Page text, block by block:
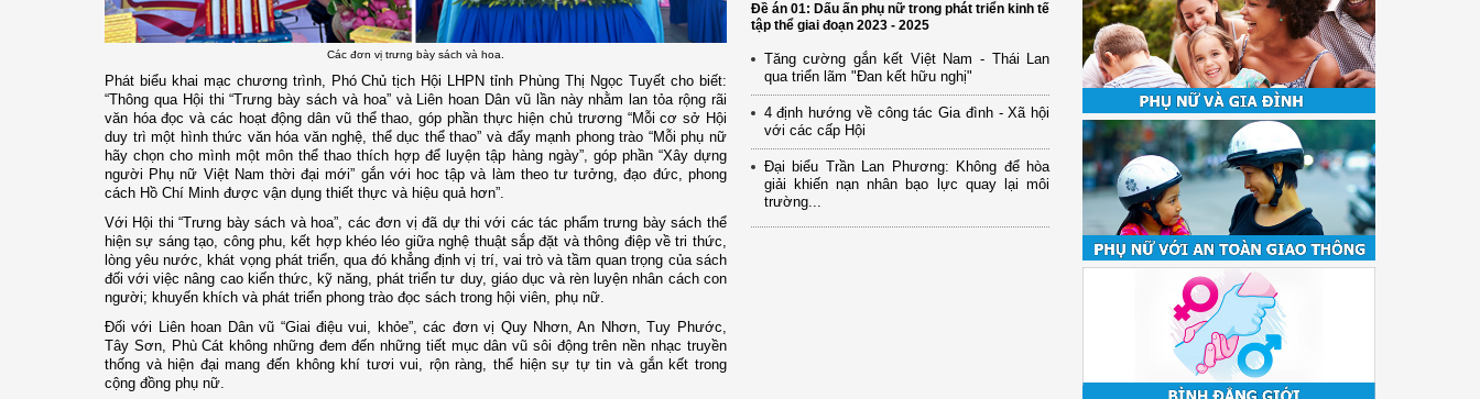
Các đơn vị trưng bày sách và hoa.
Phát biểu khai mạc chương trình, Phó Chủ tịch Hội LHPN tỉnh Phùng Thị Ngọc Tuyết cho biết:
“Thông qua Hội thi “Trưng bày sách và hoa” và Liên hoan Dân vũ lần này nhằm lan tỏa rộng rãi
văn hóa đọc và các hoạt động dân vũ thể thao, góp phần thực hiện chủ trương “Mỗi cơ sở Hội
duy trì một hình thức văn hóa văn nghệ, thể dục thể thao” và đẩy mạnh phong trào “Mỗi phụ nữ
hãy chọn cho mình một môn thể thao thích hợp để luyện tập hàng ngày”, góp phần “Xây dựng
người Phụ nữ Việt Nam thời đại mới” gắn với hoc tập và làm theo tư tưởng, đạo đức, phong
cách Hồ Chí Minh được vận dụng thiết thực và hiệu quả hơn”.
Với Hội thi “Trưng bày sách và hoa”, các đơn vị đã dự thi với các tác phẩm trưng bày sách thể
hiện sự sáng tạo, công phu, kết hợp khéo léo giữa nghệ thuật sắp đặt và thông điệp về tri thức,
lòng yêu nước, khát vọng phát triển, qua đó khẳng định vị trí, vai trò và tầm quan trọng của sách
đối với việc nâng cao kiến thức, kỹ năng, phát triển tư duy, giáo dục và rèn luyện nhân cách con
người; khuyến khích và phát triển phong trào đọc sách trong hội viên, phụ nữ.
Đối với Liên hoan Dân vũ “Giai điệu vui, khỏe”, các đơn vị Quy Nhơn, An Nhơn, Tuy Phước,
Tây Sơn, Phù Cát không những đem đến những tiết mục dân vũ sôi động trên nền nhạc truyền
thống và hiện đại mang đến không khí tươi vui, rộn ràng, thể hiện sự tự tin và gắn kết trong
cộng đồng phụ nữ.
Đề án 01: Dấu ấn phụ nữ trong phát triển kinh tế
tập thể giai đoạn 2023 - 2025
Tăng cường gắn kết Việt Nam - Thái Lan
qua triển lãm "Đan kết hữu nghị"
4 định hướng về công tác Gia đình - Xã hội
với các cấp Hội
Đại biểu Trần Lan Phương: Không để hòa
giải khiến nạn nhân bạo lực quay lại môi
trường...